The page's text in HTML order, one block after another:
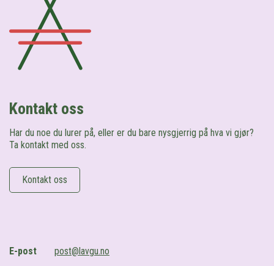
Kontakt oss
Har du noe du lurer på, eller er du bare nysgjerrig på hva vi gjør?
Ta kontakt med oss.
Kontakt oss
E-post post@lavgu.no